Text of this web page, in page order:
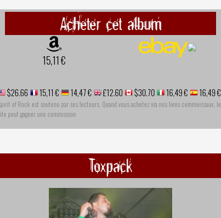
Acheter cet album
15,11 €
$26.66 15,11 € 14,47 € £12.60 $30.70 16,49 € 16,49 €
of Rock est soutenu par ses lecteurs. Quand vous achetez via nos liens commerciaux, le
peut gagner une commission
Toxpack